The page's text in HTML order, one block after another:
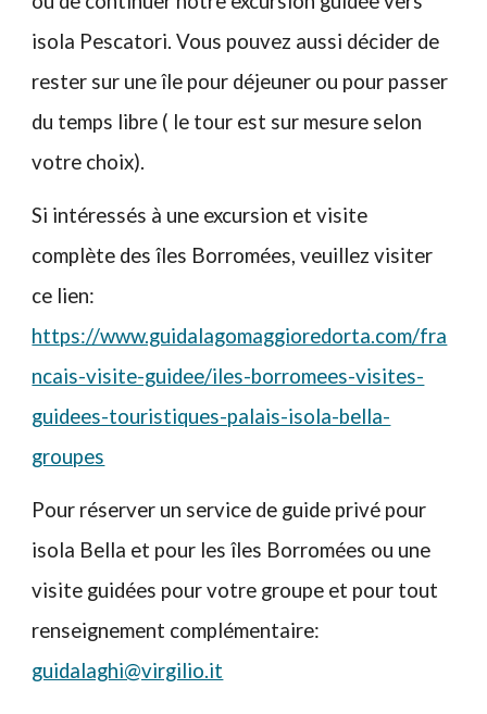
isola Pescatori. Vous pouvez aussi décider de
rester sur une île pour déjeuner ou pour passer
du temps libre ( le tour est sur mesure selon
votre choix).
Si intéressés à une excursion et visite
complète des îles Borromées, veuillez visiter
ce lien:
https://www.guidalagomaggioredorta.com/fra
ncais-visite-guidee/iles-borromees-visites-
guidees-touristiques-palais-isola-bella-
groupes
Pour réserver un service de guide privé pour
isola Bella et pour lesîles Borromées ou une
visite guidées pour votre groupe et pour tout
renseignement complémentaire:
guidalaghi@virgilio.it